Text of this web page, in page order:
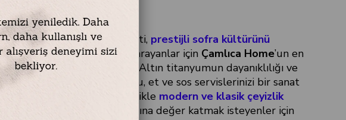
Emayraantik titanyum seti, prestijli sofra kültürünü
yansıtan elit tasarımlar
arayanlar için Çamlıca Home’un en
özel parçalarından biridir. Altın titanyumun dayanıklılığı ve
porselenin
dokusu, et ve sos servislerinizi bir sanat
eserine dönüştürür. Özellikle modern ve klasik çeyizlik
ile mutfağına değer katmak isteyenler için